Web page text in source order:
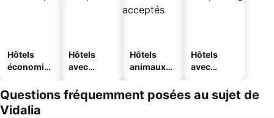
Hôtels
économiq
Hôtels
avec
Hôtels
animaux
Hôtels
avec
Questions fréquemment posées au sujet de
Vidalia